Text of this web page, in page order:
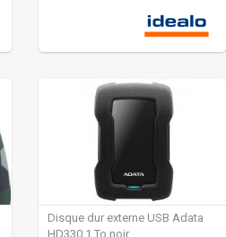
Disque dur externe USB Adata
HD330 1 To noir